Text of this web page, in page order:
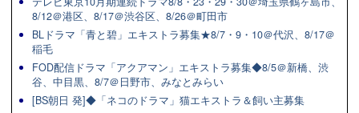
8/12＠港区、8/17＠渋谷区、8/26＠町田市
BLドラマ「青と碧」エキストラ募集★8/7・9・10＠代沢、8/17＠
稲毛
FOD配信ドラマ「アクアマン」エキストラ募集◆8/5＠新橋、渋
谷、中目黒、8/7＠日野市、みなとみらい
[BS朝日 発]◆「ネコのドラマ」猫エキストラ＆飼い主募集